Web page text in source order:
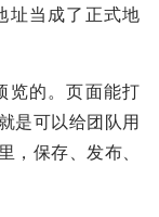
址当成了正式地
览的。页面能打
是可以给团队用
，保存、发布、